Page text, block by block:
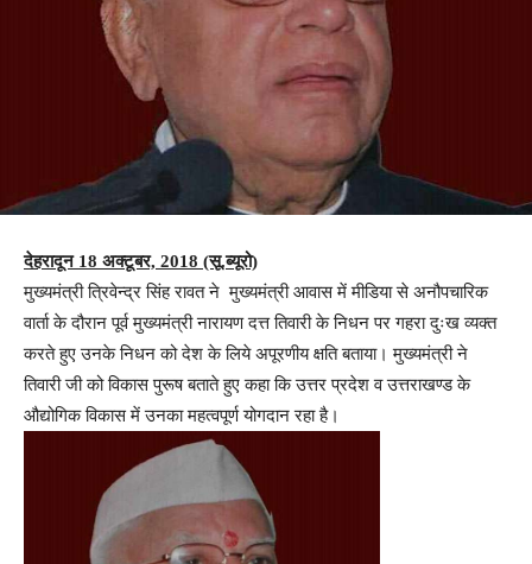
देहरादून 18 अक्टूबर, 2018 (सू.ब्यूरो)
मुख्यमंत्री त्रिवेन्द्र सिंह रावत ने मुख्यमंत्री आवास में मीडिया से अनौपचारिक
वार्ता के दौरान पूर्व मुख्यमंत्री नारायण दत्त तिवारी के निधन पर गहरा दुःख व्यक्त
करते हुए उनके निधन को देश के लिये अपूरणीय क्षति बताया। मुख्यमंत्री ने
तिवारी जी को विकास पुरूष बताते हुए कहा कि उत्तर प्रदेश व उत्तराखण्ड के
औद्योगिक विकास में उनका महत्वपूर्ण योगदान रहा है।